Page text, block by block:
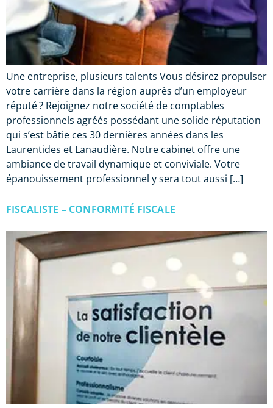
Une entreprise, plusieurs talents Vous désirez propulser
votre carrière dans la région auprès d’un employeur
réputé ? Rejoignez notre société de comptables
professionnels agréés possédant une solide réputation
qui s’est bâtie ces 30 dernières années dans les
Laurentides et Lanaudière. Notre cabinet offre une
ambiance de travail dynamique et conviviale. Votre
épanouissement professionnel y sera tout aussi […]
FISCALISTE – CONFORMITÉ FISCALE